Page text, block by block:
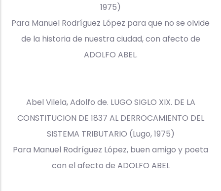
1975)
Para Manuel Rodríguez López para que no se olvide
de la historia de nuestra ciudad, con afecto de
ADOLFO ABEL.
Abel Vilela, Adolfo de. LUGO SIGLO XIX. DE LA
CONSTITUCION DE 1837 AL DERROCAMIENTO DEL
SISTEMA TRIBUTARIO (Lugo, 1975)
Para Manuel Rodríguez López, buen amigo y poeta
con el afecto de ADOLFO ABEL